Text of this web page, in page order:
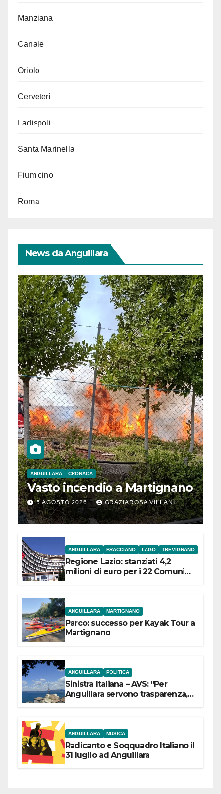
Manziana
Canale
Oriolo
Cerveteri
Ladispoli
Santa Marinella
Fiumicino
Roma
News da Anguillara
ANGUILLARA CRONACA
Vasto incendio a Martignano
5 AGOSTO 2026 GRAZIAROSA VILLANI
ANGUILLARA BRACCIANO LAGO TREVIGNANO
Regione Lazio: stanziati 4,2
milioni di euro per i 22 Comuni
ANGUILLARA MARTIGNANO
Parco: successo per Kayak Tour a
Martignano
ANGUILLARA POLITICA
Sinistra Italiana – AVS: “Per
Anguillara servono trasparenza,
ANGUILLARA MUSICA
Radicanto e Soqquadro Italiano il
31 luglio ad Anguillara